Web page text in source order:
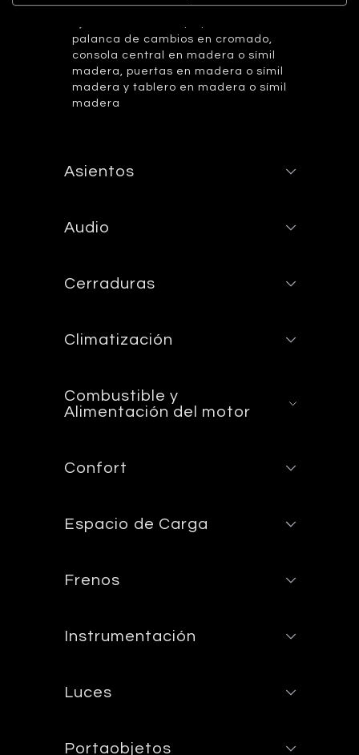
palanca de cambios en cromado,
consola central en madera o símil
madera, puertas en madera o símil
madera y tablero en madera o símil
madera
Asientos
Audio
Cerraduras
Climatización
Combustible y
Alimentación del motor
Confort
Espacio de Carga
Frenos
Instrumentación
Luces
Portaobjetos